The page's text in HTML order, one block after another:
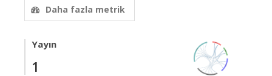
Daha fazla metrik
Yayın
1